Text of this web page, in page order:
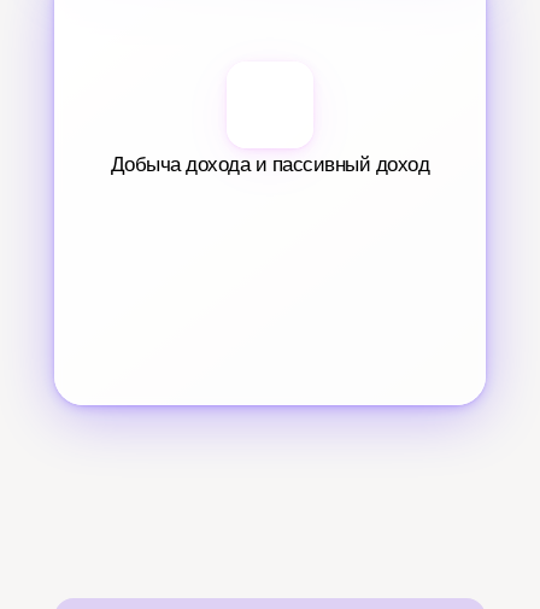
Добыча дохода и пассивный доход